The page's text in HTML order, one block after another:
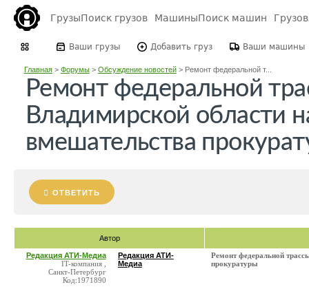
ГрузыПоиск грузов МашиныПоиск машин
Ваши грузы Добавить груз Ваши машины
Главная> Форумы> Обсуждение новостей> Ремонт федеральной т...
Ремонт федеральной
Владимирской области
вмешательства
ОТВЕТИТЬ
Автор
Редакция АТИ-Медиа
IT-компания ,
Санкт-Петербург
Код:1971890
Редакция АТИ-
Медиа
Ремонт федеральной
прокуратуры